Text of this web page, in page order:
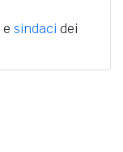
e sindaci dei